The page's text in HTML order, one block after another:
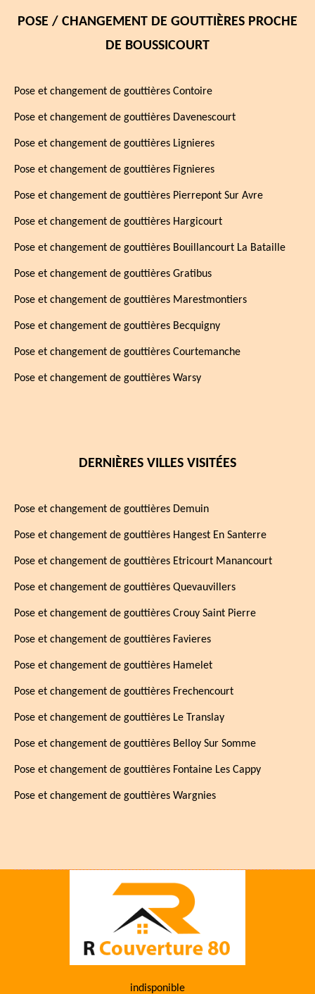
POSE / CHANGEMENT DE GOUTTIÈRES PROCHE
DE BOUSSICOURT
Pose et changement de gouttières Contoire
Pose et changement de gouttières Davenescourt
Pose et changement de gouttières Lignieres
Pose et changement de gouttières Fignieres
Pose et changement de gouttières Pierrepont Sur Avre
Pose et changement de gouttières Hargicourt
Pose et changement de gouttières Bouillancourt La Bataille
Pose et changement de gouttières Gratibus
Pose et changement de gouttières Marestmontiers
Pose et changement de gouttières Becquigny
Pose et changement de gouttières Courtemanche
Pose et changement de gouttières Warsy
DERNIÈRES VILLES VISITÉES
Pose et changement de gouttières Demuin
Pose et changement de gouttières Hangest En Santerre
Pose et changement de gouttières Etricourt Manancourt
Pose et changement de gouttières Quevauvillers
Pose et changement de gouttières Crouy Saint Pierre
Pose et changement de gouttières Favieres
Pose et changement de gouttières Hamelet
Pose et changement de gouttières Frechencourt
Pose et changement de gouttières Le Translay
Pose et changement de gouttières Belloy Sur Somme
Pose et changement de gouttières Fontaine Les Cappy
Pose et changement de gouttières Wargnies
indisponible